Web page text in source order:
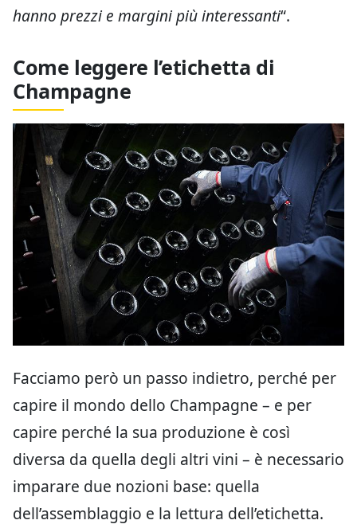
hanno prezzi e margini più interessanti“.
Come leggere l’etichetta di
Champagne
Facciamo però un passo indietro, perché per
capire il mondo dello Champagne – e per
capire perché la sua produzione è così
diversa da quella degli altri vini – è necessario
imparare due nozioni base: quella
dell’assemblaggio e la lettura dell’etichetta.